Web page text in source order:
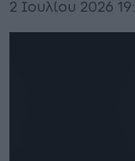
2 Ιουλίου 2026